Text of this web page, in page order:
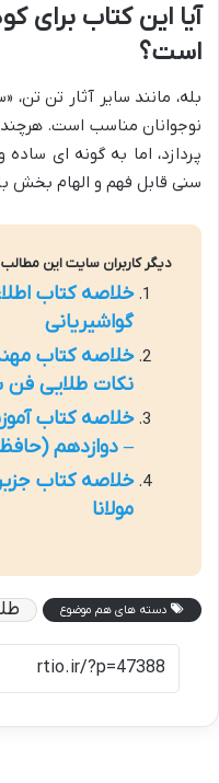
آیا این کتاب برای
است؟
بله، مانند سایر آثار تن تن،
نوجوانان مناسب است.
پردازد، اما به گونه ای
سنی قابل فهم و الهام بخش
دیگر کاربران سایت این
خلاصه کتاب
گواشیریانی
خلاصه کتاب
نکات طلایی فن
– دوازدهم
خلاصه کتاب
مولانا
دسته های هم موضوع